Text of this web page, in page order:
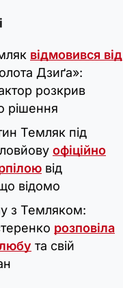
відмовився від
Дзиґа»:
розкрив
рішення
Темляк під
офіційно
від
відомо
з Темляком:
розповіла
та свій